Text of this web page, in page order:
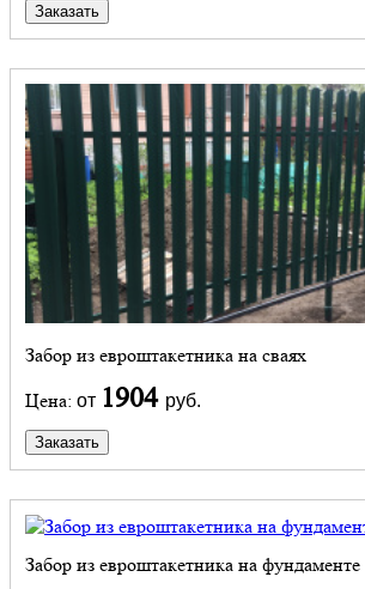
Заказать
Забор из евроштакетника на сваях
Цена: от 1904 руб.
Заказать
Забор из евроштакетника на фундаменте